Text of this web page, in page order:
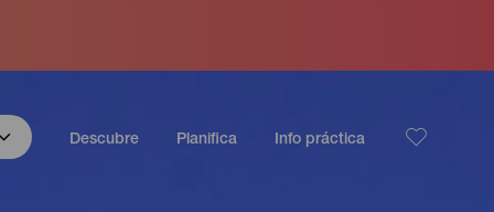
Descubre Planifica Info práctica